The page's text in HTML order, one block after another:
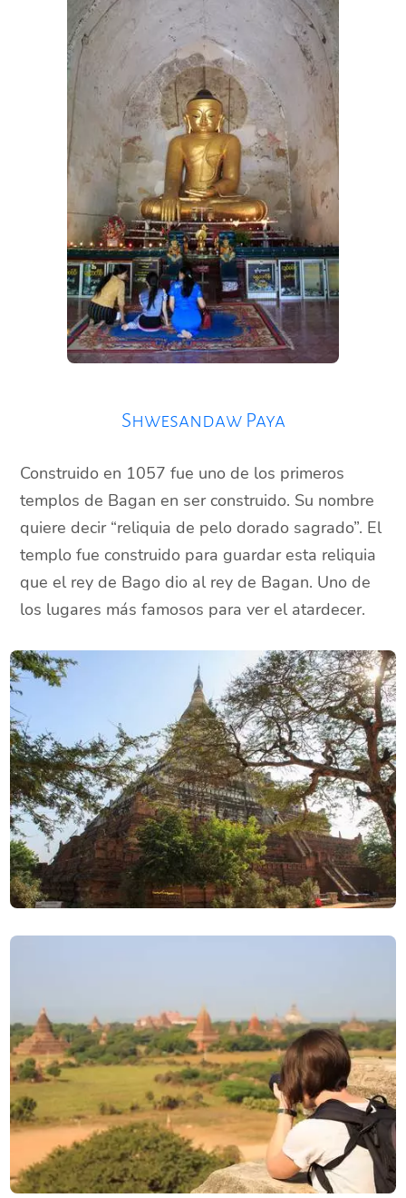
Shwesandaw Paya
Construido en 1057 fue uno de los primeros
templos de Bagan en ser construido. Su nombre
quiere decir “reliquia de pelo dorado sagrado”. El
templo fue construido para guardar esta reliquia
que el rey de Bago dio al rey de Bagan. Uno de
los lugares más famosos para ver el atardecer.